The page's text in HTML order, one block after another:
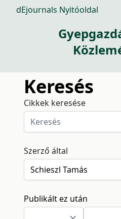
dEjournals Nyitóoldal
Keresés
Cikkek keresése
Szerző által
Publikált ez után